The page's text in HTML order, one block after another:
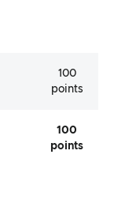
100
points
100
points